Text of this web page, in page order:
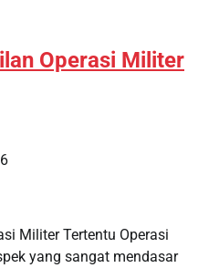
Operasi Militer
Militer Tertentu Operasi
yang sangat mendasar